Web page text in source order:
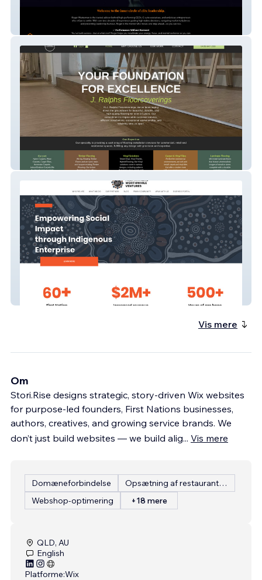
Roger Westerman
J. Ralph Floorcoverings
First Nations Worthwile Ventures
Vis mere
Om
Stori.Rise designs strategic, story-driven Wix websites
for purpose-led founders, First Nations businesses,
authors, creatives, and growing service brands. We
don’t just build websites — we build alig... Vis mere
Domæneforbindelse
Opsætning af restaurantmenu
Webshop-optimering
+18 mere
QLD, AU
English
Platforme:Wix